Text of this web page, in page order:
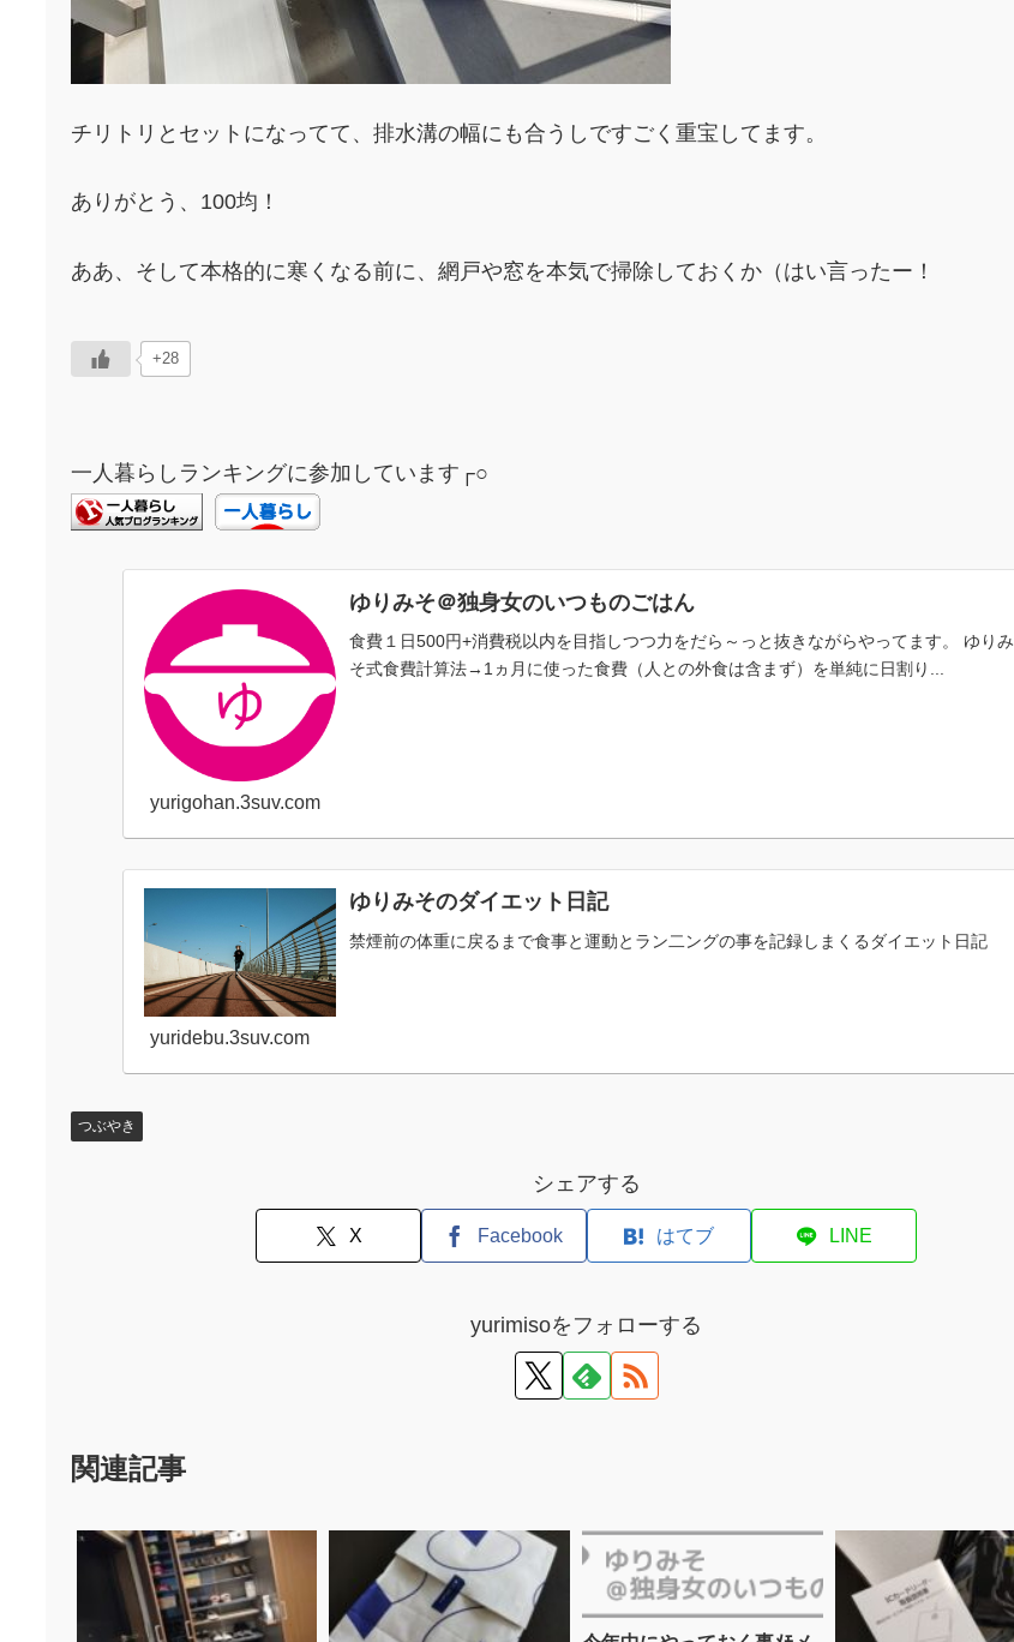
チリトリとセットになってて、排水溝の幅にも合うしですごく重宝してます。
ありがとう、100均！
ああ、そして本格的に寒くなる前に、網戸や窓を本気で掃除しておくか（はい言ったー！
+28
一人暮らしランキングに参加しています┌○
ゆりみそ＠独身女のいつものごはん
食費１日500円+消費税以内を目指しつつ力をだら～っと抜きながらやってます。 ゆりみ
そ式食費計算法→1ヵ月に使った食費（人との外食は含まず）を単純に日割り...
yurigohan.3suv.com
ゆりみそのダイエット日記
禁煙前の体重に戻るまで食事と運動とラン二ングの事を記録しまくるダイエット日記
yuridebu.3suv.com
つぶやき
シェアする
X Facebook はてブ LINE
yurimisoをフォローする
関連記事